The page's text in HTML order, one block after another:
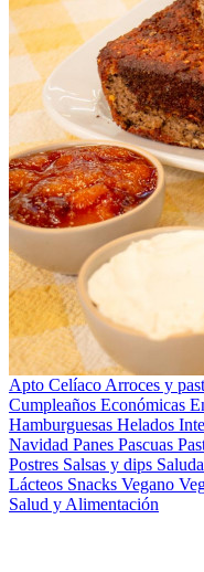
Apto Celíaco Arroces y
Cumpleaños Económicas
Hamburguesas Helados
Navidad Panes Pascuas
Postres Salsas y dips
Lácteos Snacks Vegano
Salud y Alimentación